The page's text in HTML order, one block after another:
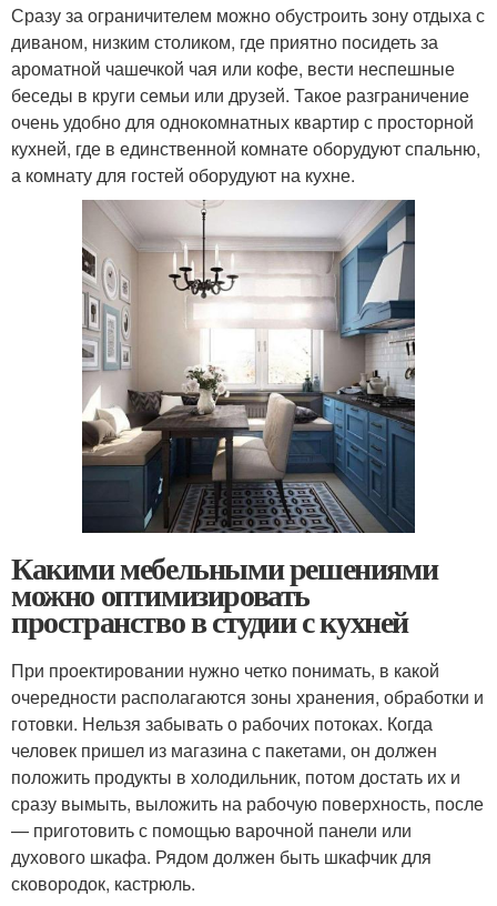
Сразу за ограничителем можно обустроить зону отдыха с
диваном, низким столиком, где приятно посидеть за
ароматной чашечкой чая или кофе, вести неспешные
беседы в круги семьи или друзей. Такое разграничение
очень удобно для однокомнатных квартир с просторной
кухней, где в единственной комнате оборудуют спальню,
а комнату для гостей оборудуют на кухне.
Какими мебельными решениями
можно оптимизировать
пространство в студии с кухней
При проектировании нужно четко понимать, в какой
очередности располагаются зоны хранения, обработки и
готовки. Нельзя забывать о рабочих потоках. Когда
человек пришел из магазина с пакетами, он должен
положить продукты в холодильник, потом достать их и
сразу вымыть, выложить на рабочую поверхность, после
— приготовить с помощью варочной панели или
духового шкафа. Рядом должен быть шкафчик для
сковородок, кастрюль.